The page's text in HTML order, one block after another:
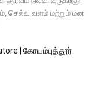
செல்வ வளம் மற்றும் மன
| கோயம்புத்தூர்